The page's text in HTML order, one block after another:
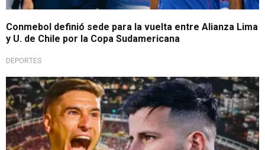
Conmebol definió sede para la vuelta entre Alianza Lima
y U. de Chile por la Copa Sudamericana
DEPORTES
¡Altura que pesa!